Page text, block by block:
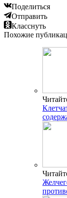
Поделиться
Отправить
Класснуть
Похожие